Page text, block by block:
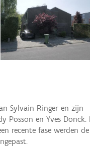
Sylvain Ringer en zijn
Posson en Yves Donck.
recente fase werden de